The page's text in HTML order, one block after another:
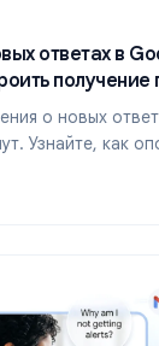
ответах в
получение
о новых
Узнайте, как
не приходят.
ответах в